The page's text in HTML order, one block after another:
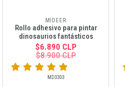
MIDEER
Rollo adhesivo para pintar
dinosaurios fantásticos
$6.890 CLP
$8.900 CLP
MD3303